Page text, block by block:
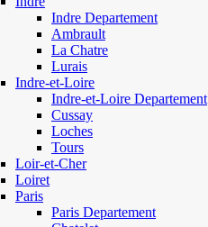
Indre Departement
Ambrault
La Chatre
Lurais
Indre-et-Loire
Indre-et-Loire Departement
Cussay
Loches
Tours
Loir-et-Cher
Loiret
Paris
Paris Departement